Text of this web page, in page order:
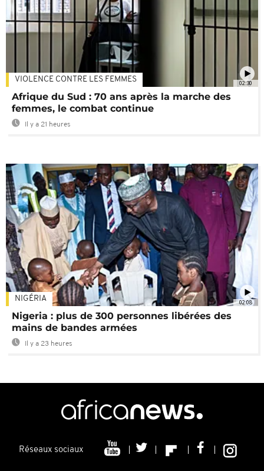
02:30
VIOLENCE CONTRE LES FEMMES
Afrique du Sud : 70 ans après la marche des
femmes, le combat continue
Il y a 21 heures
02:08
NIGÉRIA
Nigeria : plus de 300 personnes libérées des
mains de bandes armées
Il y a 23 heures
Réseaux sociaux